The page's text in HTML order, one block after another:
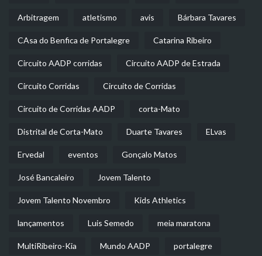
Arbitragem atletismo avis Bárbara Tavares
CAsa do Benfica de Portalegre Catarina Ribeiro
Circuito AADP corridas Circuito AADP de Estrada
Circuito Corridas Circuito de Corridas
Circuito de Corridas AADP corta-Mato
Distrital de Corta-Mato Duarte Tavares ELvas
Ervedal eventos Gonçalo Matos
José Bancaleiro Jovem Talento
Jovem Talento Novembro Kids Athletics
lançamentos Luis Semedo meia maratona
MultiRibeiro-Kia Mundo AADP portalegre